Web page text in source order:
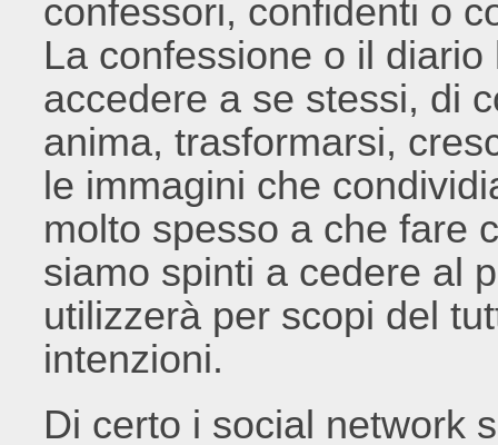
confessori, confidenti o
La confessione o il
accedere a se stessi, di
anima, trasformarsi,
le immagini che
molto spesso a che fare
siamo spinti a cedere al
utilizzerà per scopi del
intenzioni.
Di certo i social network